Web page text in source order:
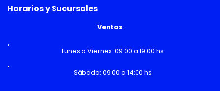
Horarios y Sucursales
Ventas
Lunes a Viernes: 09:00 a 19:00 hs
Sábado: 09:00 a 14:00 hs